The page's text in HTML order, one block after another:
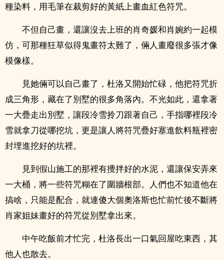
種染料，用毛筆在裁剪好的黃紙上畫血紅色符咒。
不但自己畫，還讓沒去上班的肖奇媛和肖婉約一起模
仿，可那種狂草似得鬼畫符太難了，倆人畫廢很多張才像
模像樣。
見她倆可以自己畫了，杜洛又開始忙碌，他把符咒折
成三角形，藏在了別墅的很多角落內。不光如此，還拿著
一大疊走出別墅，讓段冷雪拎刀跟著自己，手指哪裡段冷
雪就拿刀從哪挖坑，更是讓人將符咒疊好塞進飲料瓶裡密
封埋進挖好的坑裡。
見到假山施工的那裡有攪拌好的水泥，還讓保安弄來
一大桶，將一些符咒糊在了圍牆根部。人們也不知道他在
搞啥，只能是配合，就連傻大個奧洛斯也忙前忙後不斷將
肖家姐妹畫好的符咒從別墅拿出來。
中午吃飯前才忙完，杜洛長出一口氣回屋吃東西，其
他人也散去。